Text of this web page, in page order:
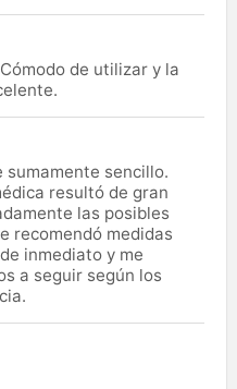
de utilizar y la
sumamente sencillo.
resultó de gran
las posibles
recomendó medidas
inmediato y me
a seguir según los